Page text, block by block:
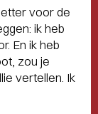
voor de
ik heb
En ik heb
zou je
vertellen. Ik